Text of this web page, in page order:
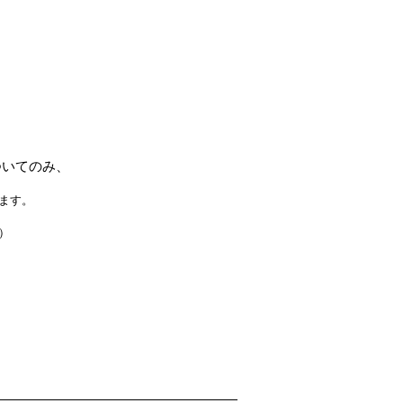
てのみ、
す。